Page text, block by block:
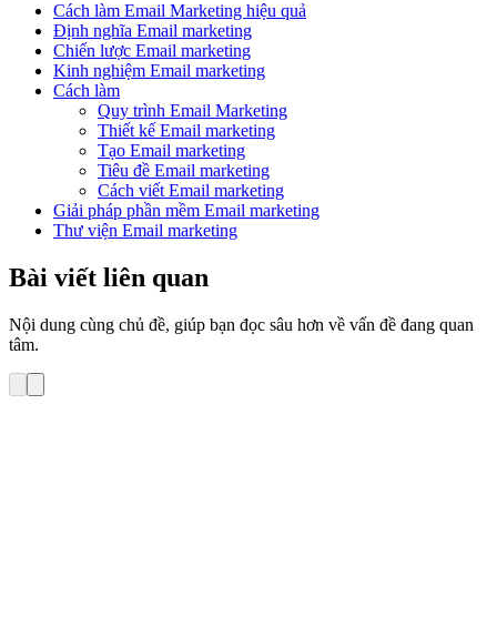
Cách làm Email Marketing hiệu quả
Định nghĩa Email marketing
Chiến lược Email marketing
Kinh nghiệm Email marketing
Cách làm
Quy trình Email Marketing
Thiết kế Email marketing
Tạo Email marketing
Tiêu đề Email marketing
Cách viết Email marketing
Giải pháp phần mềm Email marketing
Thư viện Email marketing
Bài viết liên quan
Nội dung cùng chủ đề, giúp bạn đọc sâu hơn về vấn đề đang quan
tâm.